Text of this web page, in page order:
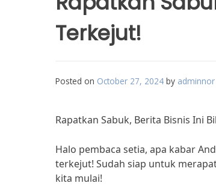
Terkejut!
Posted on October 27, 2024 by adminnor
Rapatkan Sabuk, Berita Bisnis Ini
Halo pembaca setia, apa kabar
terkejut! Sudah siap untuk
kita mulai!